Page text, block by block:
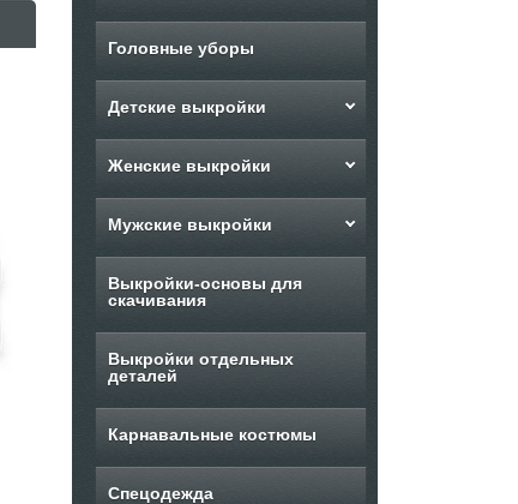
Головные уборы
Детские выкройки
Женские выкройки
Мужские выкройки
Выкройки-основы для
скачивания
Выкройки отдельных
деталей
Карнавальные костюмы
Спецодежда